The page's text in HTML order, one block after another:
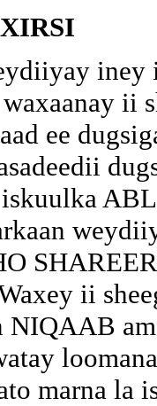
iney
ii
ee
iskuulka
ii
NIQAAB
marna la